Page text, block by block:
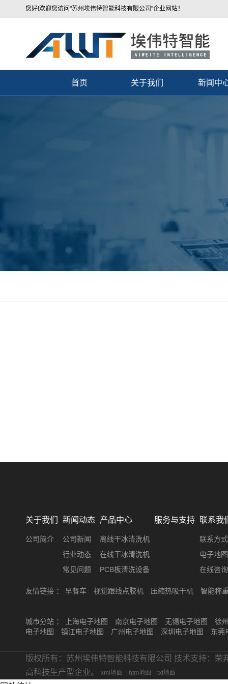
您好!欢迎您访问"苏州埃伟特智能科技有限公司"企业网站！
首页 关于我们 新闻中
关于我们
公司简介
新闻动态
公司新闻
行业动态
常见问题
产品中心
离线干冰清洗机
在线干冰清洗机
PCB板清洗设备
服务与支持 联系我
联系方式
电子地图
在线咨询
友情链接 ： 早餐车 视觉跟线点胶机 压缩热吸干机 智能称
城市分站 ： 上海电子地图 南京电子地图 无锡电子地图
徐
电子地图
镇江电子地图 广州电子地图 深圳电子地图 东莞
版权所有：苏州埃伟特智能科技有限公司 技术支持：荣
高科技生产型企业。
xml地图 htm地图 txt地图